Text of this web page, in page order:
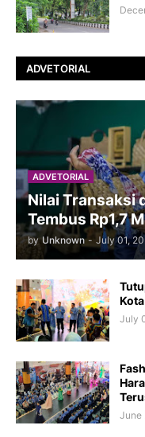
ADVETORIAL
ADVETORIAL
Nilai Transaksi
Tembus Rp1,7
by Unknown - July 01,
July
June